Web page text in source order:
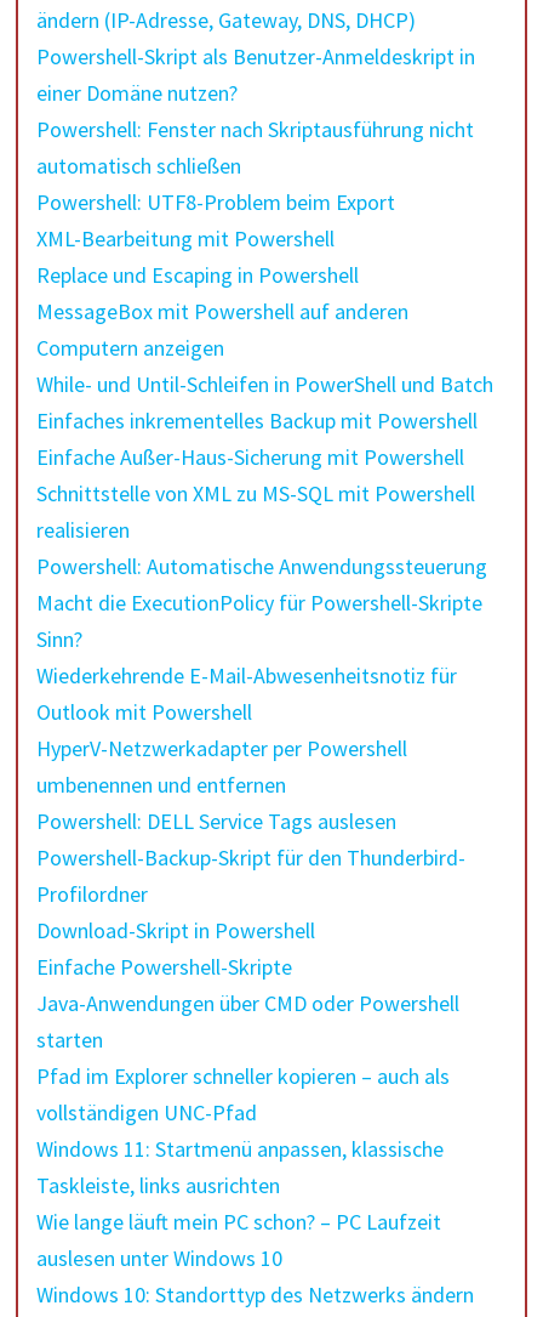
ändern (IP-Adresse, Gateway, DNS, DHCP)
Powershell-Skript als Benutzer-Anmeldeskript in
einer Domäne nutzen?
Powershell: Fenster nach Skriptausführung nicht
automatisch schließen
Powershell: UTF8-Problem beim Export
XML-Bearbeitung mit Powershell
Replace und Escaping in Powershell
MessageBox mit Powershell auf anderen
Computern anzeigen
While- und Until-Schleifen in PowerShell und Batch
Einfaches inkrementelles Backup mit Powershell
Einfache Außer-Haus-Sicherung mit Powershell
Schnittstelle von XML zu MS-SQL mit Powershell
realisieren
Powershell: Automatische Anwendungssteuerung
Macht die ExecutionPolicy für Powershell-Skripte
Sinn?
Wiederkehrende E-Mail-Abwesenheitsnotiz für
Outlook mit Powershell
HyperV-Netzwerkadapter per Powershell
umbenennen und entfernen
Powershell: DELL Service Tags auslesen
Powershell-Backup-Skript für den Thunderbird-
Profilordner
Download-Skript in Powershell
Einfache Powershell-Skripte
Java-Anwendungen über CMD oder Powershell
starten
Pfad im Explorer schneller kopieren – auch als
vollständigen UNC-Pfad
Windows 11: Startmenü anpassen, klassische
Taskleiste, links ausrichten
Wie lange läuft mein PC schon? – PC Laufzeit
auslesen unter Windows 10
Windows 10: Standorttyp des Netzwerks ändern